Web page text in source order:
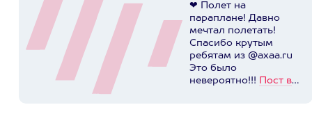
❤ Полет на
параплане! Давно
мечтал полетать!
Спасибо крутым
ребятам из @axaa.ru
Это было
невероятно!!! Пост в